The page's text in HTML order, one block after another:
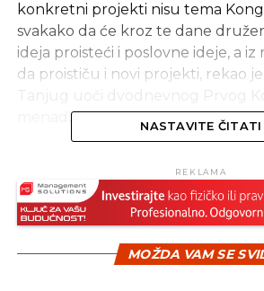
konkretni projekti nisu tema
svakako da će kroz te dane
ideja proisteći i poslovne ideje, a
da proističu i novi projekti, rekao
menadžera.
predsjednik Evropske
Ludger Rame, predsednik
asocijacije Dinos Lambrinopulos,
Srpske asocijacije menadžera
glavni menadžer Hrvatske
NASTAVITE ČITATI
REKLAMA
MOŽDA VAM SE